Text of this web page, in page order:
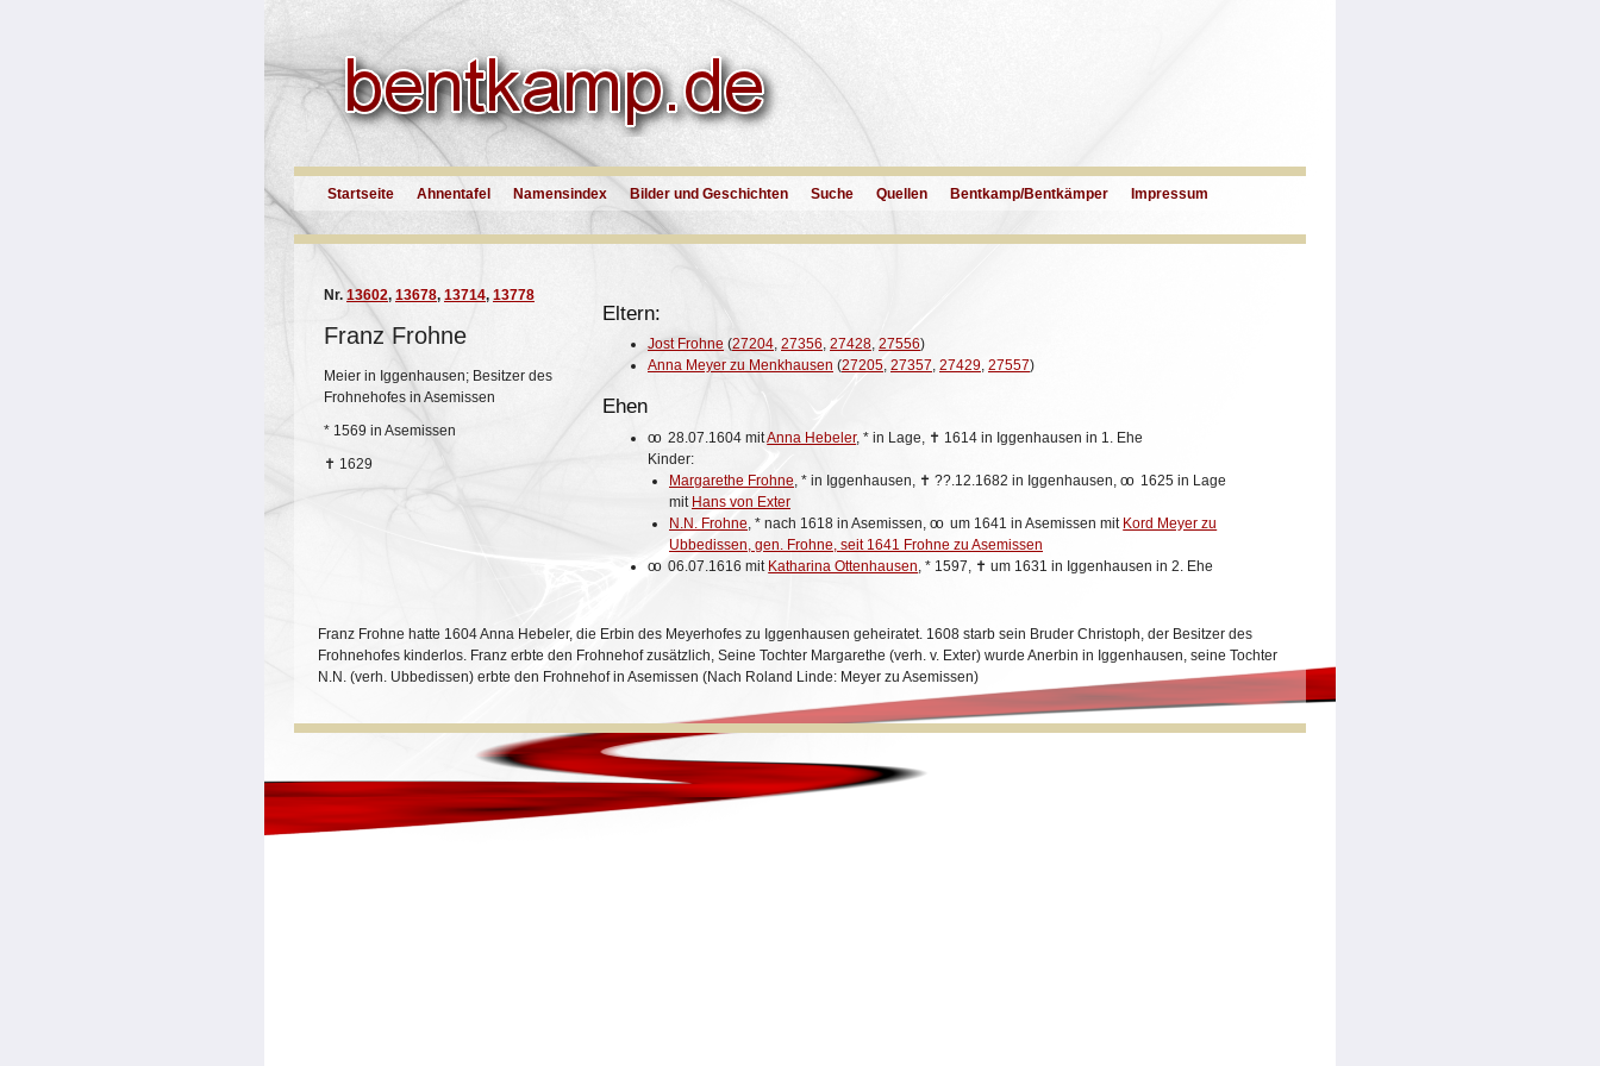
Startseite Ahnentafel Namensindex Bilder und Geschichten Suche Quellen Bentkamp/Bentkämper Impressum
Nr. 13602, 13678, 13714, 13778
Franz Frohne
Meier in Iggenhausen; Besitzer des
Frohnehofes in Asemissen
* 1569 in Asemissen
✝ 1629
Eltern:
Jost Frohne (27204, 27356, 27428, 27556)
Anna Meyer zu Menkhausen (27205, 27357, 27429, 27557)
Ehen
oo 28.07.1604 mitAnna Hebeler,*in Lage, ✝ 1614 in Iggenhausen in 1. Ehe
Kinder:
Margarethe Frohne * in Iggenhausen, ✝ ??.12.1682 in Iggenhausen, oo
1625 in Lage
mit Hans von Exter
N.N. Frohne * nach 1618 in Asemissen, oo um 1641 in Asemissen mit Kord Meyer zu
Ubbedissen, gen. Frohne, seit 1641 Frohne zu Asemissen
oo 06.07.1616 mit Katharina Ottenhausen ,* 1597, ✝um 1631 in Iggenhausen in 2. Ehe
Franz Frohne hatte 1604 Anna Hebeler, die Erbin des Meyerhofes zu Iggenhausen geheiratet. 1608 starb sein Bruder Christoph, der Besitzer des
Frohnehofes kinderlos. Franz erbte den Frohnehof zusätzlich, Seine Tochter Margarethe (verh. v. Exter) wurde Anerbin in Iggenhausen, seine Tochter
N.N. (verh. Ubbedissen) erbte den Frohnehof in Asemissen (Nach Roland Linde: Meyer zu Asemissen)